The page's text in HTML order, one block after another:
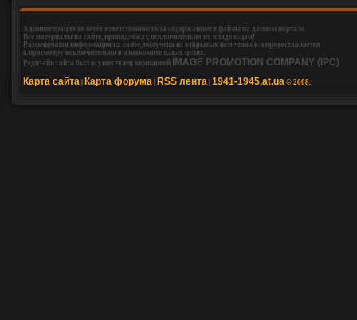
Администрация не несёт ответственности за содержащиеся файлы на данном портале.
Все материалы на сайте, принадлежат, исключительно их владельцам!
Размещенная информация на сайте, получена из открытых источников и предоставляется
к просмотру исключительно в ознакомительных целях.
Редизайн сайта был осуществлен компанией
IMAGE PROMOTION COMPANY (IPC)
Карта сайта Карта форума RSS лента 1941-1945.at.ua © 2008.